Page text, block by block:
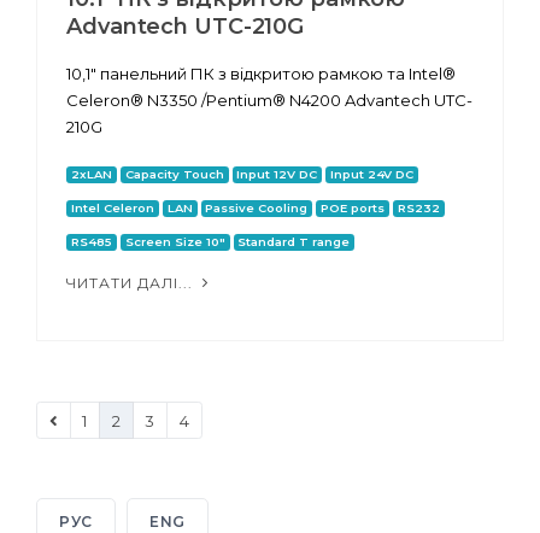
Advantech UTC-210G
10,1" панельний ПК з відкритою рамкою та Intel®
Celeron® N3350 /Pentium® N4200 Advantech UTC-
210G
2xLAN Capacity Touch Input 12V DC Input 24V DC
Intel Celeron LAN Passive Cooling POE ports RS232
RS485 Screen Size 10" Standard T range
ЧИТАТИ ДАЛІ...
1 2 3 4
РУС ENG